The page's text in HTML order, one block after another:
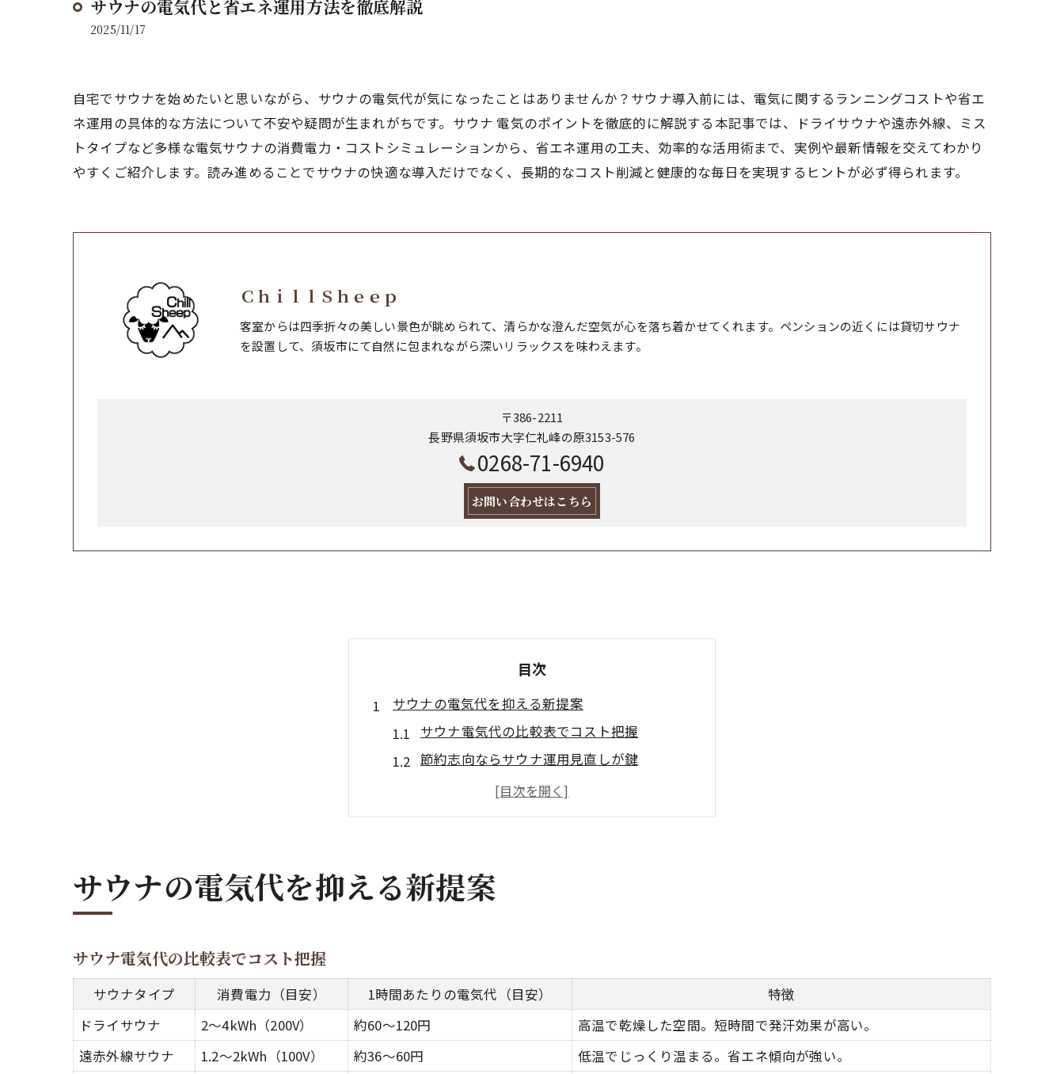
サウナの電気代と省エネ運用方法を徹底解説
2025/11/17
自宅でサウナを始めたいと思いながら、サウナの電気代が気になったことはありませんか？サウナ導入前には、電気に関するランニングコストや省エ
ネ運用の具体的な方法について不安や疑問が生まれがちです。サウナ 電気のポイントを徹底的に解説する本記事では、ドライサウナや遠赤外線、ミス
トタイプなど多様な電気サウナの消費電力・コストシミュレーションから、省エネ運用の工夫、効率的な活用術まで、実例や最新情報を交えてわかり
やすくご紹介します。読み進めることでサウナの快適な導入だけでなく、長期的なコスト削減と健康的な毎日を実現するヒントが必ず得られます。
ＣｈｉｌｌＳｈｅｅｐ
客室からは四季折々の美しい景色が眺められて、清らかな澄んだ空気が心を落ち着かせてくれます。ペンションの近くには貸切サウナ
を設置して、須坂市にて自然に包まれながら深いリラックスを味わえます。
〒386-2211
長野県須坂市大字仁礼峰の原3153-576
0268-71-6940
お問い合わせはこちら
目次
サウナの電気代を抑える新提案
サウナ電気代の比較表でコスト把握
節約志向ならサウナ運用見直しが鍵
人気のサウナ電気ストーブ活用術
サウナ電気消費量を減らすポイント
自宅サウナの消費電力はどのくらい
自宅サウナ消費電力タイプ別早見表
サウナ電気ヒーターの消費量を解説
1人用と多人数用サウナ電力の違い
省エネ志向ならサウナの運用法に注目
サウナ省エネ運用法の実践例まとめ
サウナの電気代を抑える新提案
サウナ電気代の比較表でコスト把握
サウナタイプ 消費電力（目安） 1時間あたりの電気代（目安）
特徴
ドライサウナ
2～4kWh（200V） 約60～120円
高温で乾燥した空間。短時間で発汗効果が高い。
遠赤外線サウナ
1.2～2kWh（100V） 約36～60円
低温でじっくり温まる。省エネ傾向が強い。